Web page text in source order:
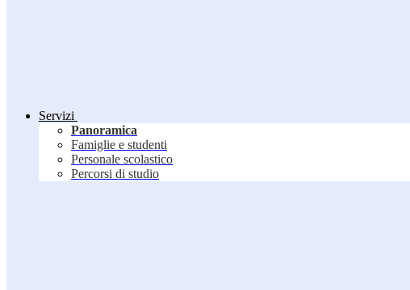
Servizi
Panoramica
Famiglie e studenti
Personale scolastico
Percorsi di studio